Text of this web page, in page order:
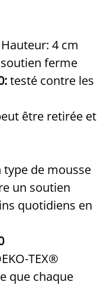
4 cm
ferme
testé contre les
être retirée et
type de mousse
un soutien
quotidiens en
TEX®
que chaque